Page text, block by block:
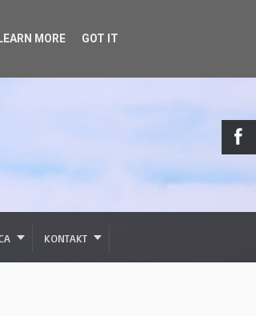
KONTAKT
LEARN MORE GOT IT